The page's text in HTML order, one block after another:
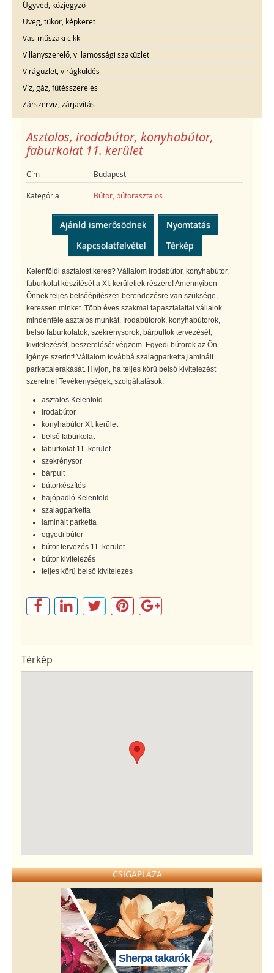
Ügyvéd, közjegyző
Üveg, tükör, képkeret
Vas-műszaki cikk
Villanyszerelő, villamossági szaküzlet
Virágüzlet, virágküldés
Víz, gáz, fűtésszerelés
Zárszerviz, zárjavítás
Asztalos, irodabútor, konyhabútor,
faburkolat 11. kerület
Cím Budapest
Kategória Bútor, bútorasztalos
Ajánld ismerősödnek
Nyomtatás
Kapcsolatfelvétel
Térkép
Kelenföldi asztalost keres? Vállalom irodabútor, konyhabútor,
faburkolat készítését a XI. kerületiek részére! Amennyiben
Önnek teljes belsőépítészeti berendezésre van szüksége,
keressen minket. Több éves szakmai tapasztalattal vállalok
mindenféle asztalos munkát. Irodabútorok, konyhabútorok,
belső faburkolatok, szekrénysorok, bárpultok tervezését,
kivitelezését, beszerelését végzem. Egyedi bútorok az Ön
igénye szerint! Vállalom továbbá szalagparketta,laminált
parkettalerakását. Hívjon, ha teljes körű belső kivitelezést
szeretne! Tevékenységek, szolgáltatások:
asztalos Kelenföld
irodabútor
konyhabútor XI. kerület
belső faburkolat
faburkolat 11. kerület
szekrénysor
bárpult
bútorkészítés
hajópadló Kelenföld
szalagparketta
laminált parketta
egyedi bútor
bútor tervezés 11. kerület
bútor kivitelezés
teljes körű belső kivitelezés
Térkép
CSIGAPLÁZA
Sherpa takarók